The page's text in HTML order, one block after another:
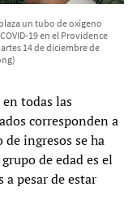
un tubo de oxígeno
19 en el Providence
14 de diciembre de
todas las
corresponden a
ingresos se ha
de edad es el
pesar de estar